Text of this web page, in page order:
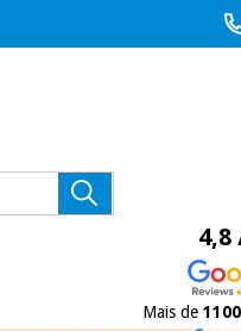
4,8
Mais de 1100